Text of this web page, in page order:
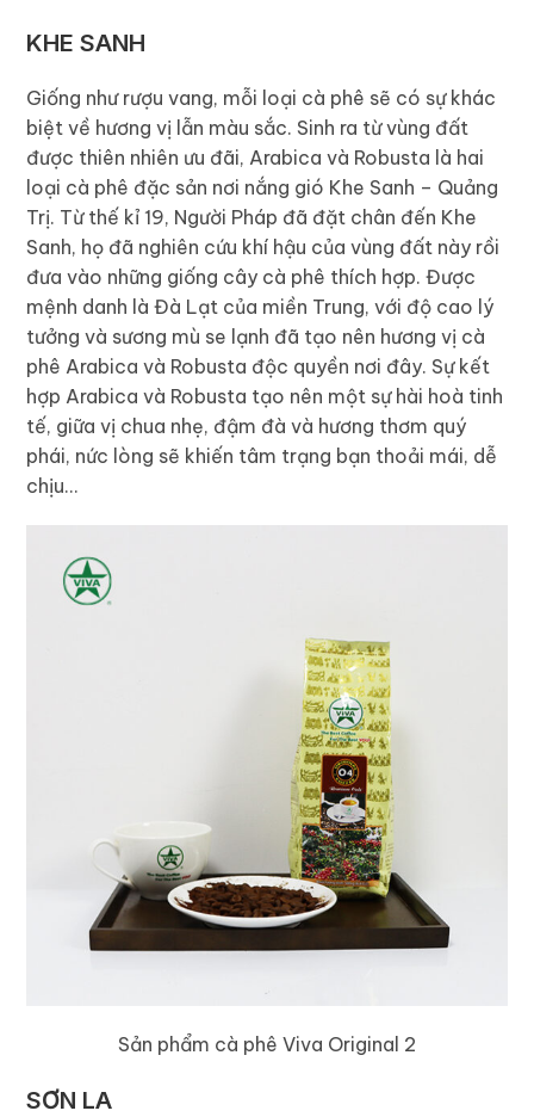
KHE SANH
Giống như rượu vang, mỗi loại cà phê sẽ có sự khác
biệt về hương vị lẫn màu sắc. Sinh ra từ vùng đất
được thiên nhiên ưu đãi, Arabica và Robusta là hai
loại cà phê đặc sản nơi nắng gió Khe Sanh – Quảng
Trị. Từ thế kỉ 19, Người Pháp đã đặt chân đến Khe
Sanh, họ đã nghiên cứu khí hậu của vùng đất này rồi
đưa vào những giống cây cà phê thích hợp. Được
mệnh danh là Đà Lạt của miền Trung, với độ cao lý
tưởng và sương mù se lạnh đã tạo nên hương vị cà
phê Arabica và Robusta độc quyền nơi đây. Sự kết
hợp Arabica và Robusta tạo nên một sự hài hoà tinh
tế, giữa vị chua nhẹ, đậm đà và hương thơm quý
phái, nức lòng sẽ khiến tâm trạng bạn thoải mái, dễ
chịu…
Sản phẩm cà phê Viva Original 2
SƠN LA